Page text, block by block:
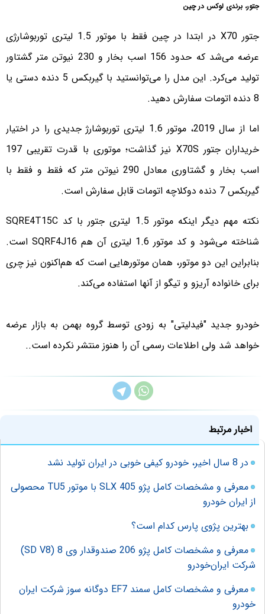
جتور، برندی لوکس در چین
جتور X70 در ابتدا در چین فقط با موتور 1.5 لیتری توربوشارژی
عرضه می‌شد که حدود 156 اسب بخار و 230 نیوتن متر گشتاور
تولید می‌کرد. این مدل را می‌توانستید با گیربکس 5 دنده دستی یا
8 دنده اتومات سفارش دهید.
اما از سال 2019، موتور 1.6 لیتری توربوشارژ جدیدی را در اختیار
خریداران جتور X70S نیز گذاشت؛ موتوری با قدرت تقریبی 197
اسب بخار و گشتاوری معادل 290 نیوتن متر که فقط و فقط با
گیربکس 7 دنده دوکلاچه اتومات قابل سفارش است.
نکته مهم دیگر اینکه موتور 1.5 لیتری جتور با کد SQRE4T15C
شناخته می‌شود و کد موتور 1.6 لیتری آن هم SQRF4J16 است.
بنابراین این دو موتور، همان موتورهایی است که هم‌اکنون نیز چری
برای خانواده آریزو و تیگو از آنها استفاده می‌کند.
خودرو جدید "فیدلیتی" به زودی توسط گروه بهمن به بازار عرضه
خواهد شد ولی اطلاعات رسمی آن را هنوز منتشر نکرده است..
اخبار مرتبط
در 8 سال اخیر، خودرو کیفی خوبی در ایران تولید نشد
معرفی و مشخصات کامل پژو 405 SLX با موتور TU5 محصولی
از ایران خودرو
بهترین پژوی پارس کدام است؟
معرفی و مشخصات کامل پژو 206 صندوقدار وی 8 (SD V8)
شرکت ایران‌خودرو
معرفی و مشخصات کامل سمند EF7 دوگانه سوز شرکت ایران
خودرو